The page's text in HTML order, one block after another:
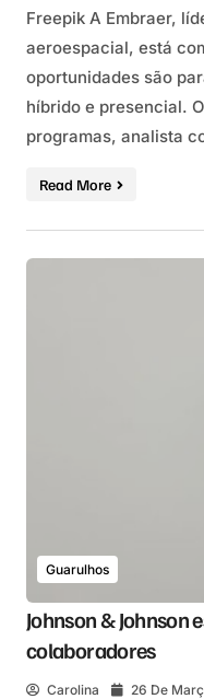
Freepik A Embraer,
aeroespacial, está
oportunidades são
híbrido e presencial.
programas, analista
Read More
Guarulhos
Johnson & Johnson
colaboradores
Carolina 26 De